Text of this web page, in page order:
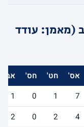
(מאמן: עודד
אס' חט' חס'
אב'
7
1
0
1
4
2
0
2